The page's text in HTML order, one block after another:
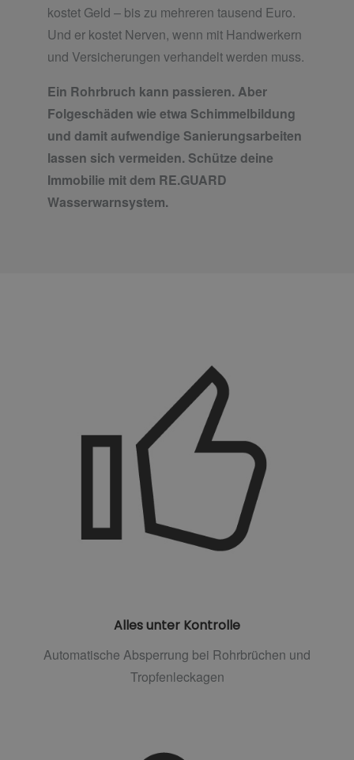
kostet Geld – bis zu mehreren tausend Euro.
Und er kostet Nerven, wenn mit Handwerkern
und Versicherungen verhandelt werden muss.
Ein Rohrbruch kann passieren. Aber
Folgeschäden wie etwa Schimmelbildung
und damit aufwendige Sanierungsarbeiten
lassen sich vermeiden. Schütze deine
Immobilie mit dem RE.GUARD
Wasserwarnsystem.
Alles unter Kontrolle
Automatische Absperrung bei Rohrbrüchen und
Tropfenleckagen